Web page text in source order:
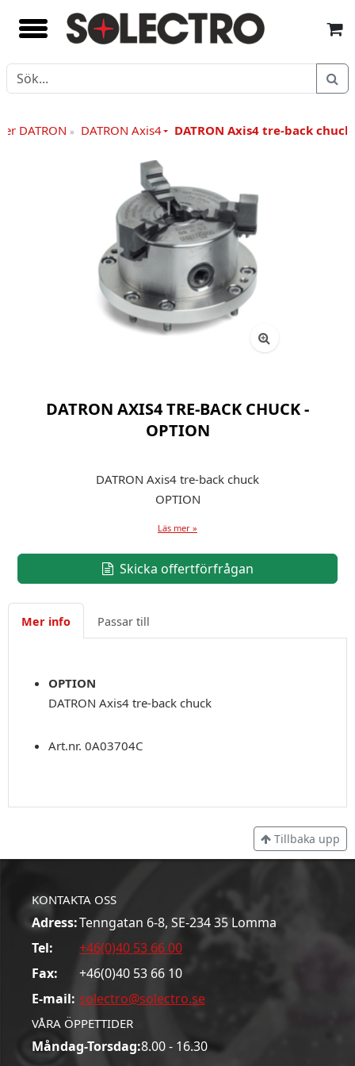
DATRON » DATRON Axis4 DATRON Axis4 tre-back chuck
DATRON AXIS4 TRE-BACK CHUCK -
OPTION
DATRON Axis4 tre-back chuck
OPTION
Läs mer »
Skicka offertförfrågan
Mer info Passar till
OPTION
DATRON Axis4 tre-back chuck
Art.nr. 0A03704C
Tillbaka upp
KONTAKTA OSS
Adress:Tenngatan 6-8, SE-234 35 Lomma
Tel:
+46(0)40 53 66 00
Fax:
+46(0)40 53 66 10
E-mail: solectro@solectro.se
VÅRA ÖPPETTIDER
Måndag-Torsdag:8.00 - 16.30